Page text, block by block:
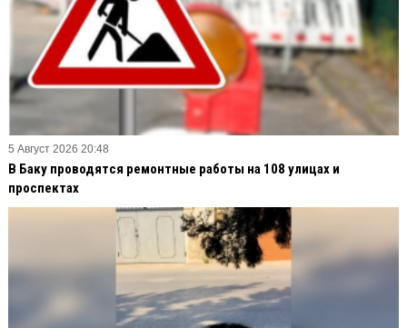
5 Август 2026 20:48
В Баку проводятся ремонтные работы на 108 улицах и
проспектах